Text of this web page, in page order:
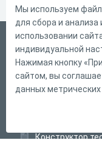
Русский
Справка
Форма
Конструктор
Мы используем
для сбора и
использовании
индивидуальной
Нажимая кнопку
сайтом, вы
данных метрических